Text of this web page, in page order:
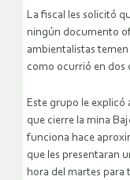
La fiscal les solicitó
ningún documento
ambientalistas
como ocurrió en dos
Este grupo le explicó
que cierre la mina
funciona hace
que les presentaran
hora del martes para